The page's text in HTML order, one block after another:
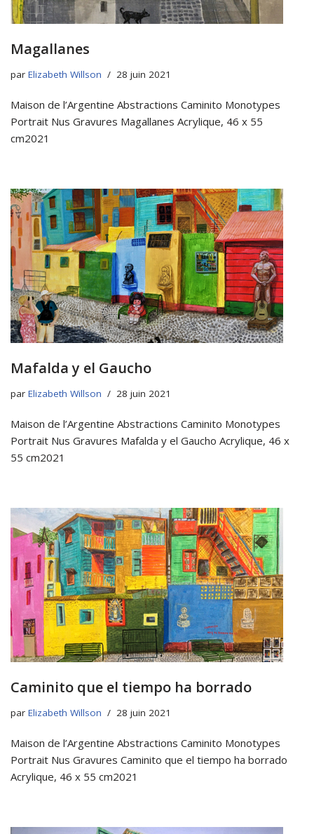
Magallanes
par Elizabeth Willson 28 juin 2021
Maison de l’Argentine Abstractions Caminito Monotypes
Portrait Nus Gravures Magallanes Acrylique, 46 x 55
cm2021
Mafalda y el Gaucho
par Elizabeth Willson 28 juin 2021
Maison de l’Argentine Abstractions Caminito Monotypes
Portrait Nus Gravures Mafalda y el Gaucho Acrylique, 46 x
55 cm2021
Caminito que el tiempo ha borrado
par Elizabeth Willson 28 juin 2021
Maison de l’Argentine Abstractions Caminito Monotypes
Portrait Nus Gravures Caminito que el tiempo ha borrado
Acrylique, 46 x 55 cm2021